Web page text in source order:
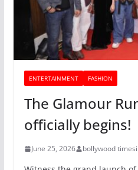
ENTERTAINMENT FASHION
The Glamour
officially begins!
June 25, 2026 bollywood